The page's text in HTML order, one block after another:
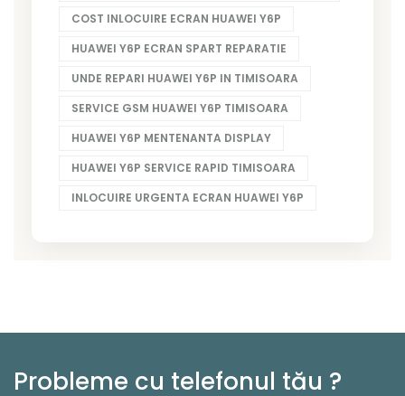
COST INLOCUIRE ECRAN HUAWEI Y6P
HUAWEI Y6P ECRAN SPART REPARATIE
UNDE REPARI HUAWEI Y6P IN TIMISOARA
SERVICE GSM HUAWEI Y6P TIMISOARA
HUAWEI Y6P MENTENANTA DISPLAY
HUAWEI Y6P SERVICE RAPID TIMISOARA
INLOCUIRE URGENTA ECRAN HUAWEI Y6P
Probleme cu telefonul tău ?